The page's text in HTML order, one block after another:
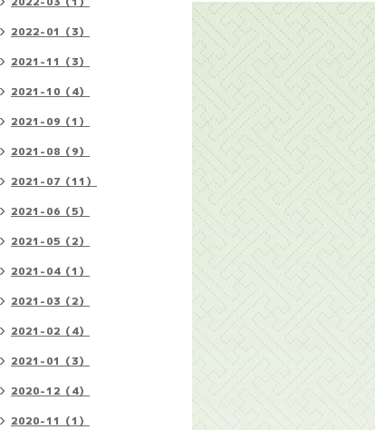
2022-01（3）
2021-11（3）
2021-10（4）
2021-09（1）
2021-08（9）
2021-07（11）
2021-06（5）
2021-05（2）
2021-04（1）
2021-03（2）
2021-02（4）
2021-01（3）
2020-12（4）
2020-11（1）